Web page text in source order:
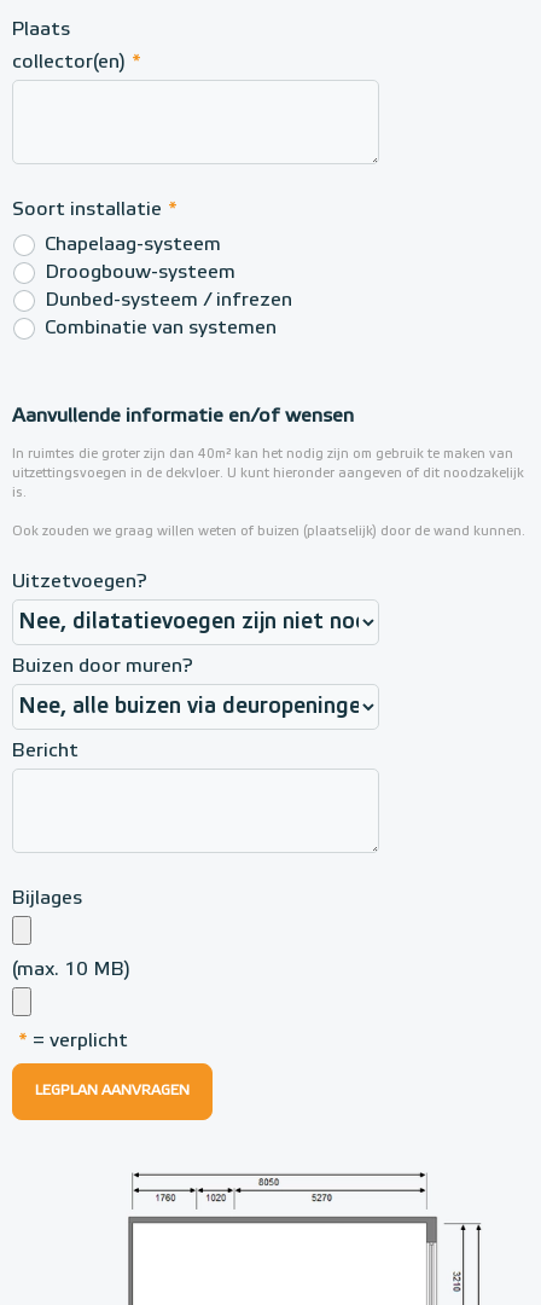
Plaats
collector(en) *
Soort installatie *
Chapelaag-systeem
Droogbouw-systeem
Dunbed-systeem / infrezen
Combinatie van systemen
Aanvullende informatie en/of wensen
In ruimtes die groter zijn dan 40m² kan het nodig zijn om gebruik te maken van
uitzettingsvoegen in de dekvloer. U kunt hieronder aangeven of dit noodzakelijk
is.
Ook zouden we graag willen weten of buizen (plaatselijk) door de wand kunnen.
Uitzetvoegen?
Buizen door muren?
Bericht
Bijlages
(max. 10 MB)
* = verplicht
LEGPLAN AANVRAGEN